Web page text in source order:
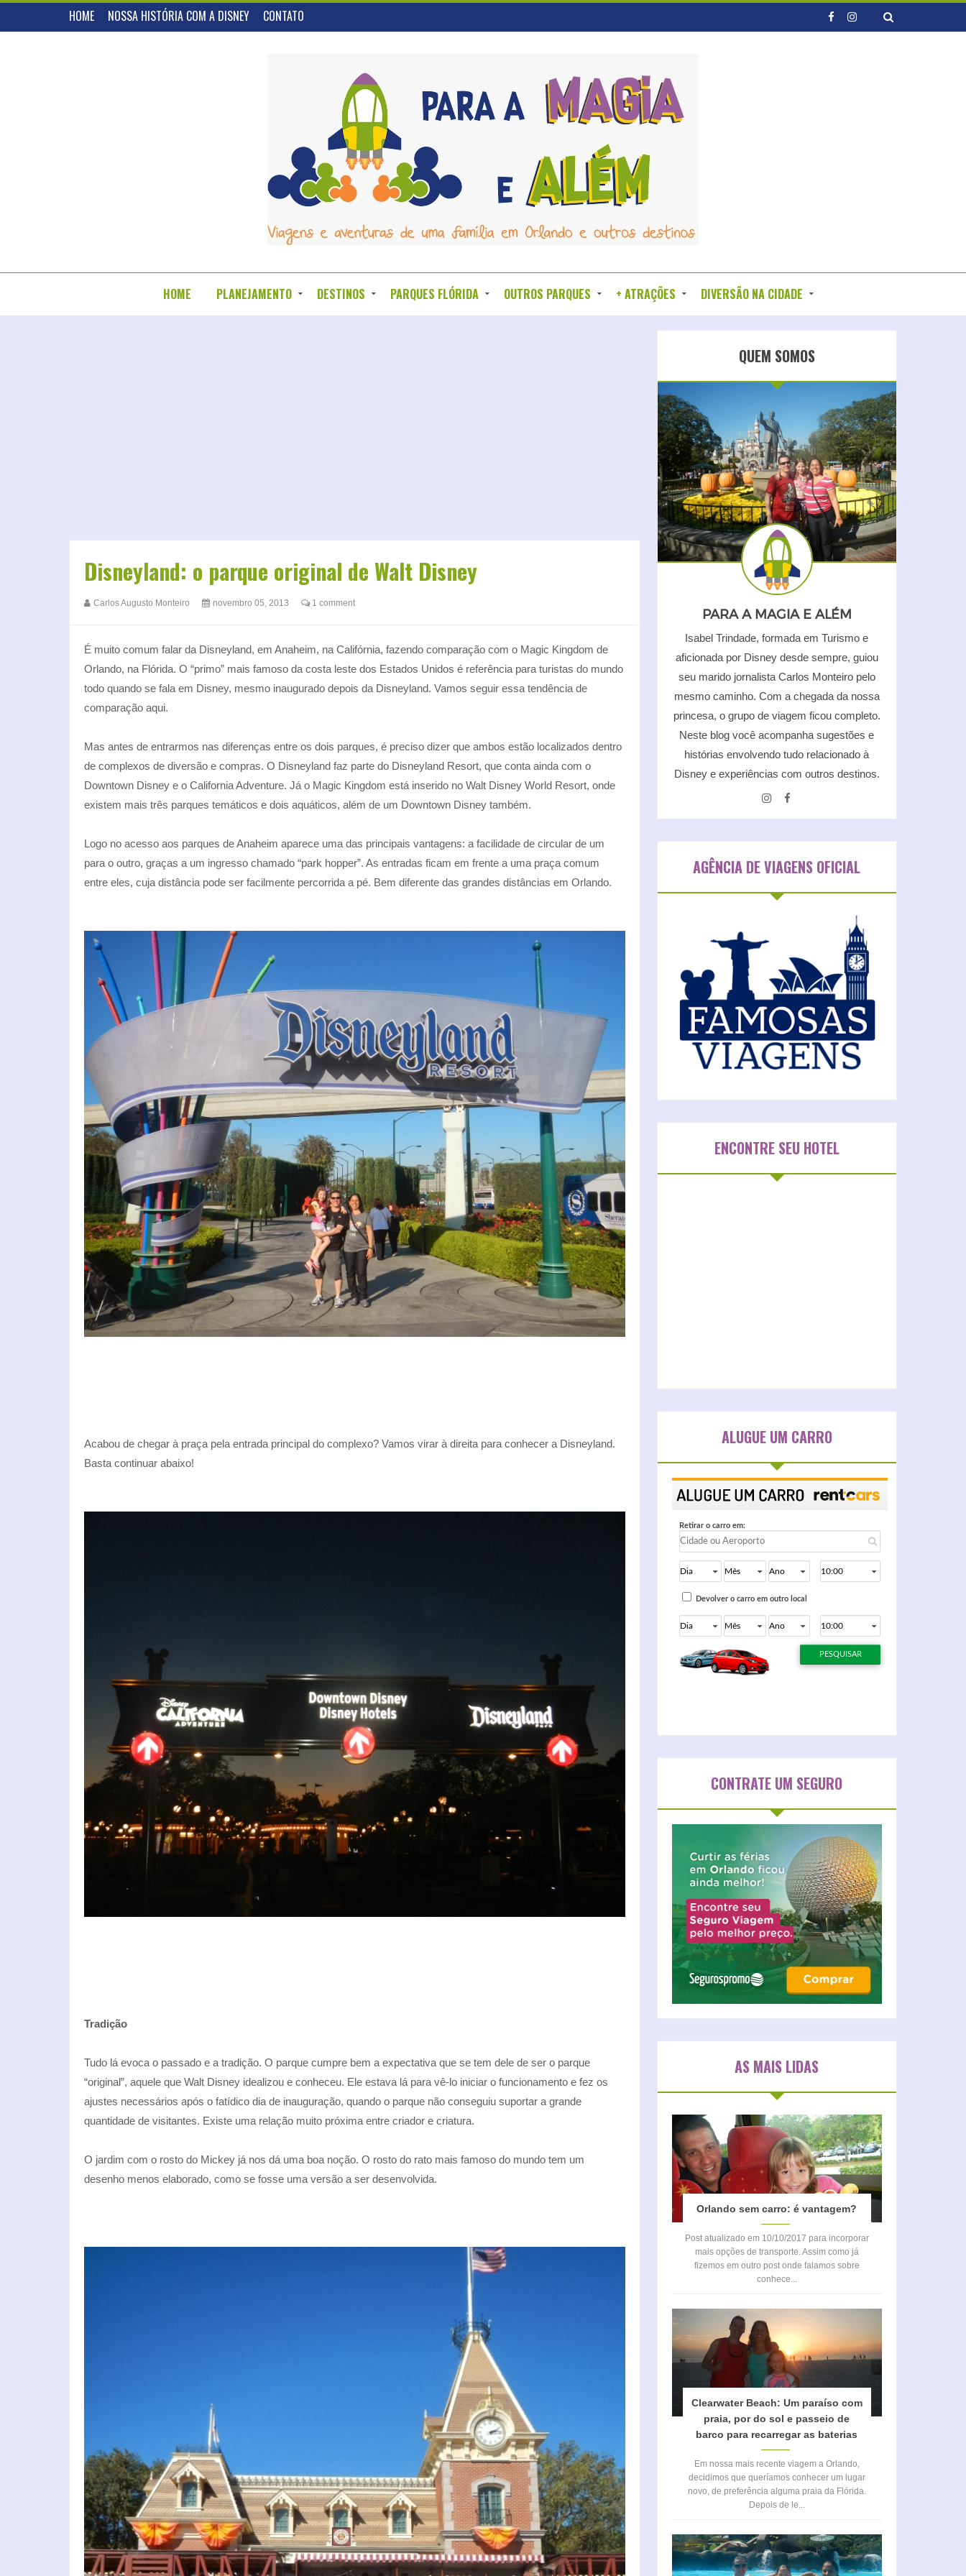
HOME NOSSA HISTÓRIA COM A DISNEY CONTATO
HOME PLANEJAMENTO DESTINOS PARQUES FLÓRIDA OUTROS PARQUES + ATRAÇÕES DIVERSÃO NA CIDADE
Disneyland: o parque original de Walt Disney
Carlos Augusto Monteiro novembro 05, 2013 1 comment
É muito comum falar da Disneyland, em Anaheim, na Califórnia, fazendo comparação com o Magic Kingdom de
Orlando, na Flórida. O “primo” mais famoso da costa leste dos Estados Unidos é referência para turistas do mundo
todo quando se fala em Disney, mesmo inaugurado depois da Disneyland. Vamos seguir essa tendência de
comparação aqui.
Mas antes de entrarmos nas diferenças entre os dois parques, é preciso dizer que ambos estão localizados dentro
de complexos de diversão e compras. O Disneyland faz parte do Disneyland Resort, que conta ainda com o
Downtown Disney e o California Adventure. Já o Magic Kingdom está inserido no Walt Disney World Resort, onde
existem mais três parques temáticos e dois aquáticos, além de um Downtown Disney também.
Logo no acesso aos parques de Anaheim aparece uma das principais vantagens: a facilidade de circular de um
para o outro, graças a um ingresso chamado “park hopper”. As entradas ficam em frente a uma praça comum
entre eles, cuja distância pode ser facilmente percorrida a pé. Bem diferente das grandes distâncias em Orlando.
Acabou de chegar à praça pela entrada principal do complexo? Vamos virar à direita para conhecer a Disneyland.
Basta continuar abaixo!
Tradição
Tudo lá evoca o passado e a tradição. O parque cumpre bem a expectativa que se tem dele de ser o parque
“original”, aquele que Walt Disney idealizou e conheceu. Ele estava lá para vê-lo iniciar o funcionamento e fez os
ajustes necessários após o fatídico dia de inauguração, quando o parque não conseguiu suportar a grande
quantidade de visitantes. Existe uma relação muito próxima entre criador e criatura.
O jardim com o rosto do Mickey já nos dá uma boa noção. O rosto do rato mais famoso do mundo tem um
desenho menos elaborado, como se fosse uma versão a ser desenvolvida.
QUEM SOMOS
PARA A MAGIA E ALÉM
Isabel Trindade, formada em Turismo e
aficionada por Disney desde sempre, guiou
seu marido jornalista Carlos Monteiro pelo
mesmo caminho. Com a chegada da nossa
princesa, o grupo de viagem ficou completo.
Neste blog você acompanha sugestões e
histórias envolvendo tudo relacionado à
Disney e experiências com outros destinos.
AGÊNCIA DE VIAGENS OFICIAL
ENCONTRE SEU HOTEL
ALUGUE UM CARRO
CONTRATE UM SEGURO
AS MAIS LIDAS
Orlando sem carro: é vantagem?
Post atualizado em 10/10/2017 para incorporar
mais opções de transporte. Assim como já
fizemos em outro post onde falamos sobre
conhece...
Clearwater Beach: Um paraíso com
praia, por do sol e passeio de
barco para recarregar as baterias
Em nossa mais recente viagem a Orlando,
decidimos que queríamos conhecer um lugar
novo, de preferência alguma praia da Flórida.
Depois de le...